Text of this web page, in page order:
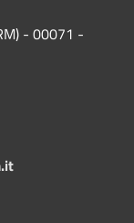
- 00071 -